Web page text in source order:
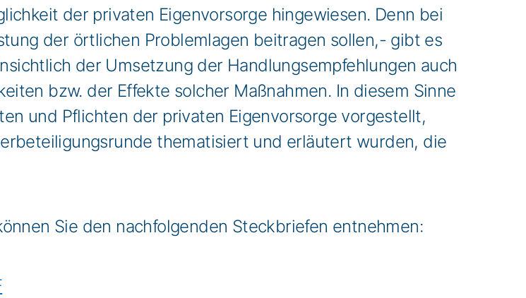
der privaten Eigenvorsorge hingewiesen. Denn bei
der örtlichen Problemlagen beitragen sollen,- gibt es
der Umsetzung der Handlungsempfehlungen auch
bzw. der Effekte solcher Maßnahmen. In diesem Sinne
und Pflichten der privaten Eigenvorsorge vorgestellt,
thematisiert und erläutert wurden, die
Sie den nachfolgenden Steckbriefen entnehmen: